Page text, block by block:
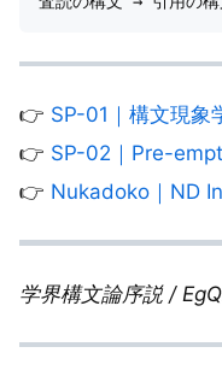
👉 SP-01｜構文現象
👉 SP-02｜Pre-
👉 Nukadoko｜ND
学界構文論序説 /